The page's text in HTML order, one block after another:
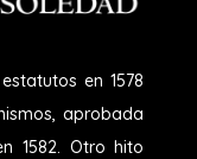
en 1578
aprobada
1582. Otro hito